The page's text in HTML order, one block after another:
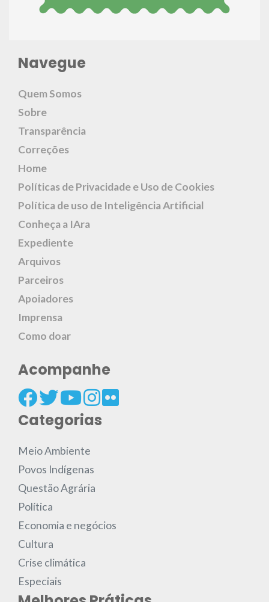
Navegue
Quem Somos
Sobre
Transparência
Correções
Home
Políticas de Privacidade e Uso de Cookies
Política de uso de Inteligência Artificial
Conheça a IAra
Expediente
Arquivos
Parceiros
Apoiadores
Imprensa
Como doar
Acompanhe
Categorias
Meio Ambiente
Povos Indígenas
Questão Agrária
Política
Economia e negócios
Cultura
Crise climática
Especiais